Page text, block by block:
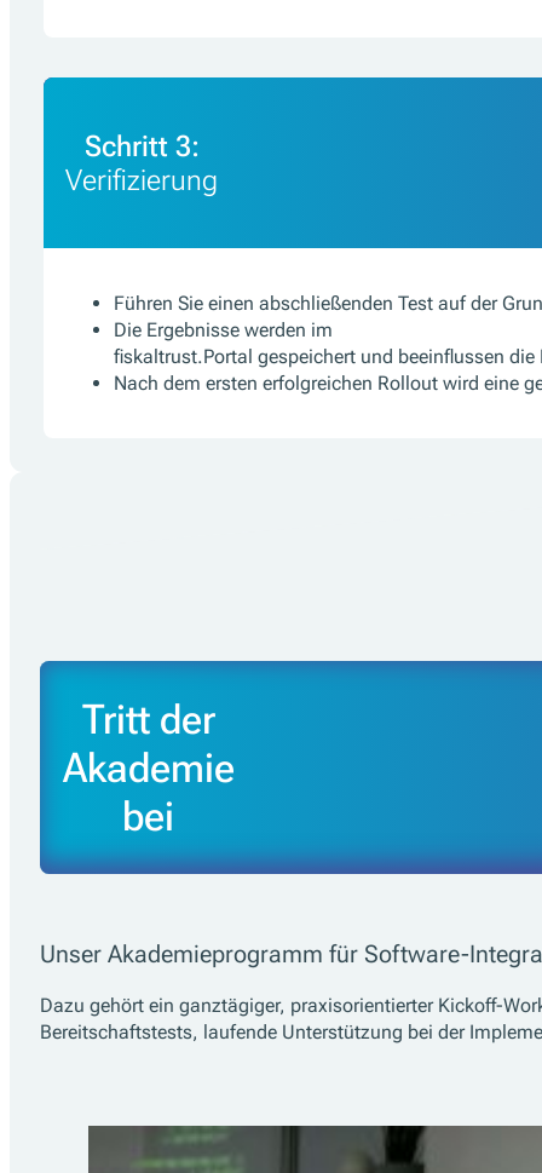
Schritt 3:
Verifizierung
Führen Sie einen abschließenden Test auf der
Die Ergebnisse werden im
fiskaltrust.Portal gespeichert und beeinflussen
Nach dem ersten erfolgreichen Rollout wird eine
Tritt der
Akademie
bei
Unser Akademieprogramm für Software-
Dazu gehört ein ganztägiger, praxisorientierter Kickoff-
Bereitschaftstests, laufende Unterstützung bei der